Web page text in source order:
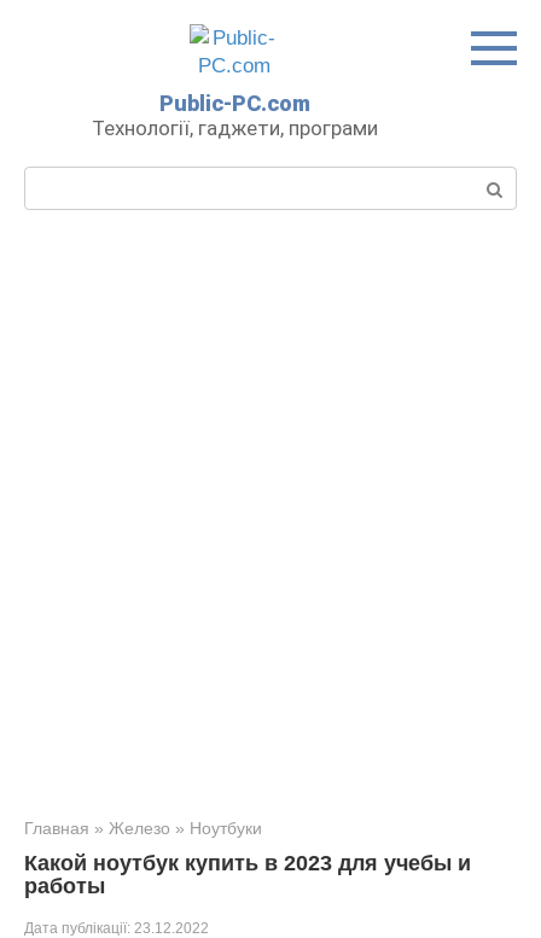
Public-PC.com
Технології, гаджети, програми
Главная » Железо » Ноутбуки
Какой ноутбук купить в 2023 для учебы и
работы
Дата публікації: 23.12.2022